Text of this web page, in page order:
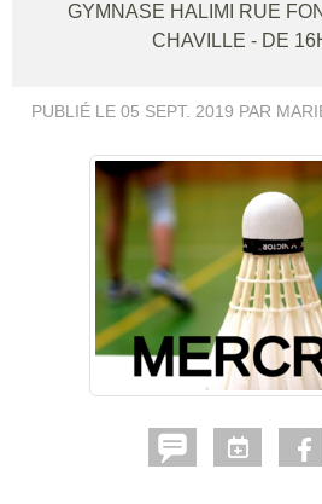
GYMNASE HALIMI RUE
CHAVILLE - DE
PUBLIÉ LE 05 SEPT. 2019 PAR